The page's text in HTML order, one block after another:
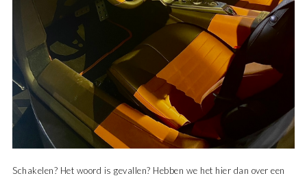
Schakelen? Het woord is gevallen? Hebben we het hier dan over een